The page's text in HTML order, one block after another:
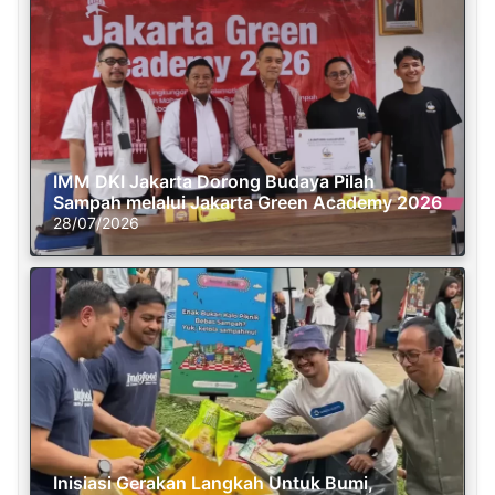
IMM DKI Jakarta Dorong Budaya Pilah
Sampah melalui Jakarta Green Academy 2026
28/07/2026
Inisiasi Gerakan Langkah Untuk Bumi,